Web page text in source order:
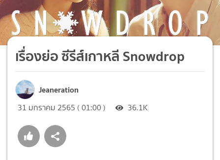
เรื่องย่อ ซีรีส์เกาหลี Snowdrop
Jeaneration
31 มกราคม 2565 ( 01:00 ) 36.1K